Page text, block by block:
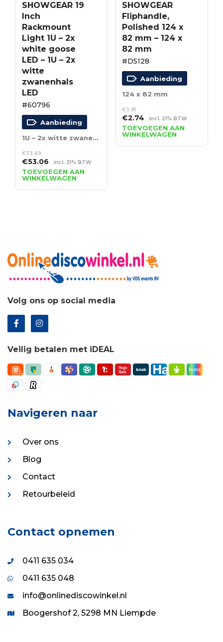
SHOWGEAR 19
Inch
Rackmount
Light 1U – 2x
white goose
LED – 1U – 2x
witte
zwanenhals
LED
#60796
Aanbieding
1U – 2x witte zwanenhals LED
€73.69
Oorspronkelijke
prijs
was:
€73.69.
€53.06Huidige
prijs
is:
€53.06.
incl. 21% BTW
TOEVOEGEN AAN
WINKELWAGEN
SHOWGEAR
Fliphandle,
Polished 124 x
82 mm – 124 x
82 mm
#D5128
Aanbieding
124 x 82 mm
€3.81
Oorspronkelijke
prijs
was:
€3.81.
€2.74 Huidige
prijs
is:
€2.74.
incl. 21% BTW
TOEVOEGEN AAN
WINKELWAGEN
Volg ons op social media
Veilig betalen met iDEAL
Navigeren naar
Over ons
Blog
Contact
Retourbeleid
Contact opnemen
0411 635 034
0411 635 048
info@onlinediscowinkel.nl
Boogershof 2, 5298 MN Liempde